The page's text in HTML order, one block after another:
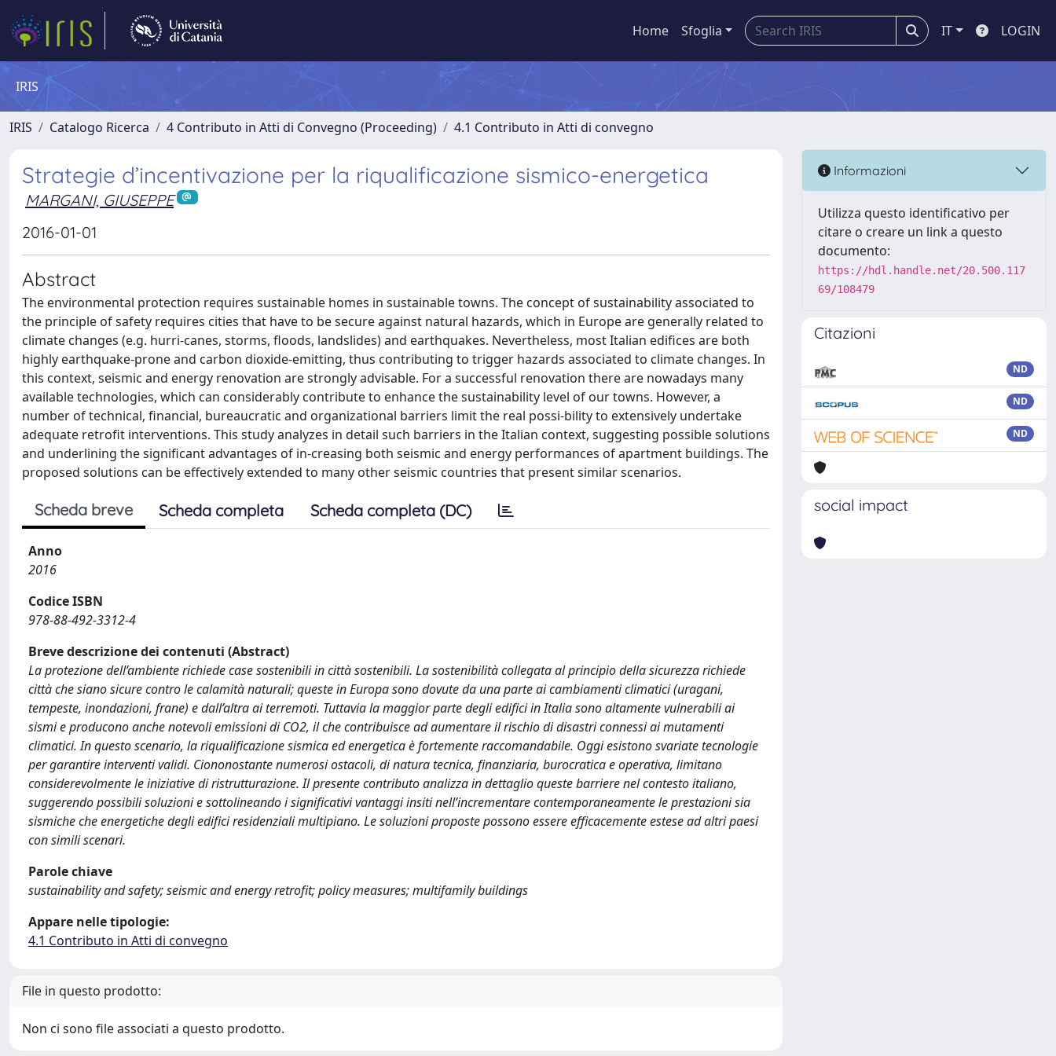
Home Sfoglia IT LOGIN
IRIS
IRIS Catalogo Ricerca 4 Contributo in Atti di Convegno (Proceeding) 4.1 Contributo in Atti di convegno
Strategie d’incentivazione per la riqualificazione sismico-energetica
MARGANI, GIUSEPPE
2016-01-01
Abstract
The environmental protection requires sustainable homes in sustainable towns. The concept of sustainability associated to
the principle of safety requires cities that have to be secure against natural hazards, which in Europe are generally related to
climate changes (e.g. hurri-canes, storms, floods, landslides) and earthquakes. Nevertheless, most Italian edifices are both
highly earthquake-prone and carbon dioxide-emitting, thus contributing to trigger hazards associated to climate changes. In
this context, seismic and energy renovation are strongly advisable. For a successful renovation there are nowadays many
available technologies, which can considerably contribute to enhance the sustainability level of our towns. However, a
number of technical, financial, bureaucratic and organizational barriers limit the real possi-bility to extensively undertake
adequate retrofit interventions. This study analyzes in detail such barriers in the Italian context, suggesting possible solutions
and underlining the significant advantages of in-creasing both seismic and energy performances of apartment buildings. The
proposed solutions can be effectively extended to many other seismic countries that present similar scenarios.
Scheda breve Scheda completa Scheda completa (DC)
Anno
2016
Codice ISBN
978-88-492-3312-4
Breve descrizione dei contenuti (Abstract)
La protezione dell’ambiente richiede case sostenibili in città sostenibili. La sostenibilità collegata al principio della sicurezza richiede
città che siano sicure contro le calamità naturali; queste in Europa sono dovute da una parte ai cambiamenti climatici (uragani,
tempeste, inondazioni, frane) e dall’altra ai terremoti. Tuttavia la maggior parte degli edifici in Italia sono altamente vulnerabili ai
sismi e producono anche notevoli emissioni di CO2, il che contribuisce ad aumentare il rischio di disastri connessi ai mutamenti
climatici. In questo scenario, la riqualificazione sismica ed energetica è fortemente raccomandabile. Oggi esistono svariate tecnologie
per garantire interventi validi. Ciononostante numerosi ostacoli, di natura tecnica, finanziaria, burocratica e operativa, limitano
considerevolmente le iniziative di ristrutturazione. Il presente contributo analizza in dettaglio queste barriere nel contesto italiano,
suggerendo possibili soluzioni e sottolineando i significativi vantaggi insiti nell’incrementare contemporaneamente le prestazioni sia
sismiche che energetiche degli edifici residenziali multipiano. Le soluzioni proposte possono essere efficacemente estese ad altri paesi
con simili scenari.
Parole chiave
sustainability and safety; seismic and energy retrofit; policy measures; multifamily buildings
Appare nelle tipologie:
4.1 Contributo in Atti di convegno
File in questo prodotto:
Non ci sono file associati a questo prodotto.
Informazioni
Utilizza questo identificativo per
citare o creare un link a questo
documento:
https://hdl.handle.net/20.500.117
69/108479
Citazioni
ND
ND
ND
social impact